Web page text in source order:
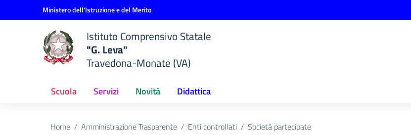
Vai ai contenuti
Vai al menu di navigazioneMinistero dell'Istruzione e del Merito
Istituto Comprensivo Statale
"G. Leva"
Travedona-Monate (VA)
Scuola Servizi Novità Didattica
Home Amministrazione Trasparente Enti controllati Società partecipate